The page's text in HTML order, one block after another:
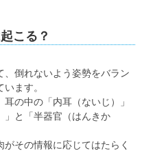
こる？
、倒れないよう姿勢をバラン
ます。
の中の「内耳（ないじ）」
」と「半器官（はんきか
その情報に応じてはたらく